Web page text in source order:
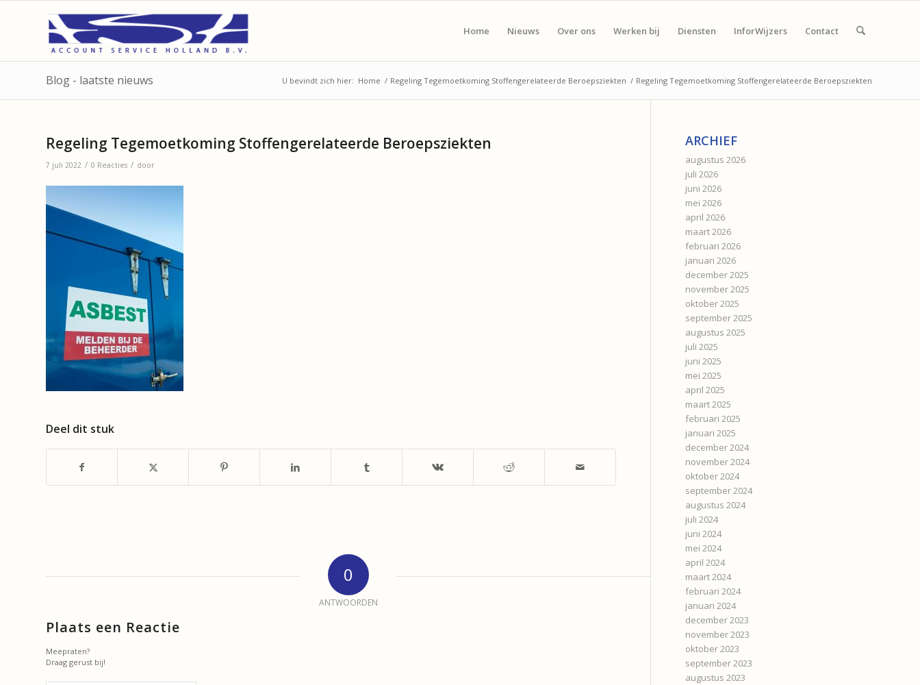
Home Nieuws Over ons Werken bij Diensten InforWijzers Contact
Blog - laatste nieuws U bevindt zich hier: Home / Regeling Tegemoetkoming Stoffengerelateerde Beroepsziekten / Regeling Tegemoetkoming Stoffengerelateerde Beroepsziekten
Regeling Tegemoetkoming Stoffengerelateerde Beroepsziekten
7 juli 2022 / 0 Reacties / door
Deel dit stuk
0
ANTWOORDEN
Plaats een Reactie
Meepraten?
Draag gerust bij!
ARCHIEF
augustus 2026
juli 2026
juni 2026
mei 2026
april 2026
maart 2026
februari 2026
januari 2026
december 2025
november 2025
oktober 2025
september 2025
augustus 2025
juli 2025
juni 2025
mei 2025
april 2025
maart 2025
februari 2025
januari 2025
december 2024
november 2024
oktober 2024
september 2024
augustus 2024
juli 2024
juni 2024
mei 2024
april 2024
maart 2024
februari 2024
januari 2024
december 2023
november 2023
oktober 2023
september 2023
augustus 2023